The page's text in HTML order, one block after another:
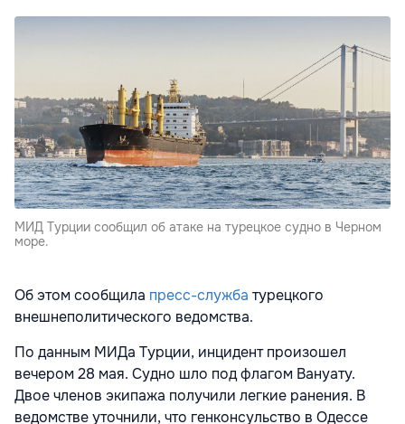
МИД Турции сообщил об атаке на турецкое судно в Черном
море.
Об этом сообщила пресс-служба турецкого
внешнеполитического ведомства.
По данным МИДа Турции, инцидент произошел
вечером 28 мая. Судно шло под флагом Вануату.
Двое членов экипажа получили легкие ранения. В
ведомстве уточнили, что генконсульство в Одессе